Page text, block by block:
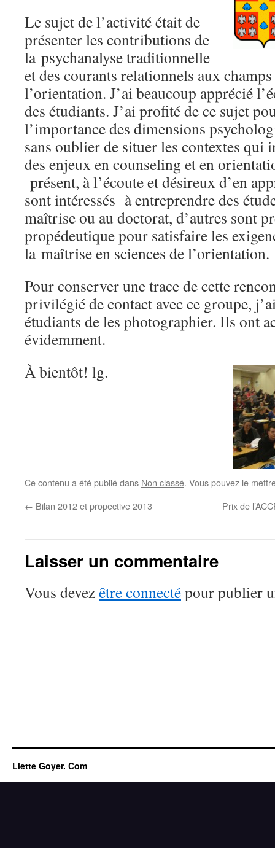
Le sujet de l’activité était de
présenter les contributions de
la psychanalyse traditionnelle
et des courants relationnels aux
l’orientation. J’ai beaucoup apprécié
des étudiants. J’ai profité de ce sujet
l’importance des dimensions
sans oublier de situer les contextes qui
des enjeux en counseling et en
présent, à l’écoute et désireux d’en
sont intéressés à entreprendre des
maîtrise ou au doctorat, d’autres sont
propédeutique pour satisfaire les
la maîtrise en sciences de l’orientation.
Pour conserver une trace de cette
privilégié de contact avec ce groupe,
étudiants de les photographier. Ils ont
évidemment.
À bientôt! lg.
Ce contenu a été publié dans Non classé. Vous pouvez le
← Bilan 2012 et propective 2013 Prix de
Laisser un commentaire
Vous devezêtre connectépour publier
Liette Goyer. Com